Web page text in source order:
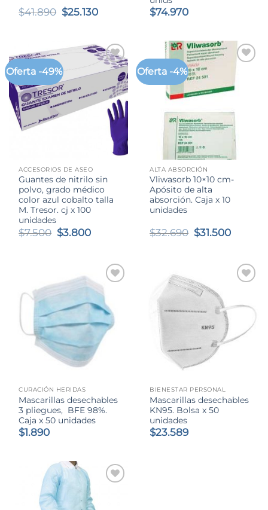
$41.890 El
$41.890.
$25.130El
es:
$25.130.
$74.970
Oferta -49%
ACCESORIOS DE ASEO
Guantes de nitrilo sin
polvo, grado médico
color azul cobalto talla
M. Tresor. cj x 100
unidades
$7.500 El
$3.800El
$3.800.
Oferta -4%
ALTA ABSORCIÓN
Vliwasorb 10×10 cm-
Apósito de alta
absorción. Caja x 10
unidades
$32.690 El
$31.500El
es:
CURACIÓN HERIDAS
Mascarillas desechables
3 pliegues, BFE 98%.
Caja x 50 unidades
$1.890
BIENESTAR PERSONAL
Mascarillas desechables
KN95. Bolsa x 50
unidades
$23.589